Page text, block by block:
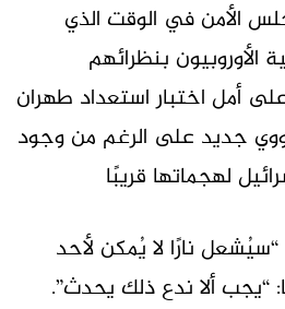
الأمن في الوقت الذي
الأوروبيون بنظرائهم
على أمل اختبار استعداد طهران
جديد على الرغم من وجود
لهجماتها قريبًا
نارًا لا يُمكن لأحد
“يجب ألا ندع ذلك يحدث”.